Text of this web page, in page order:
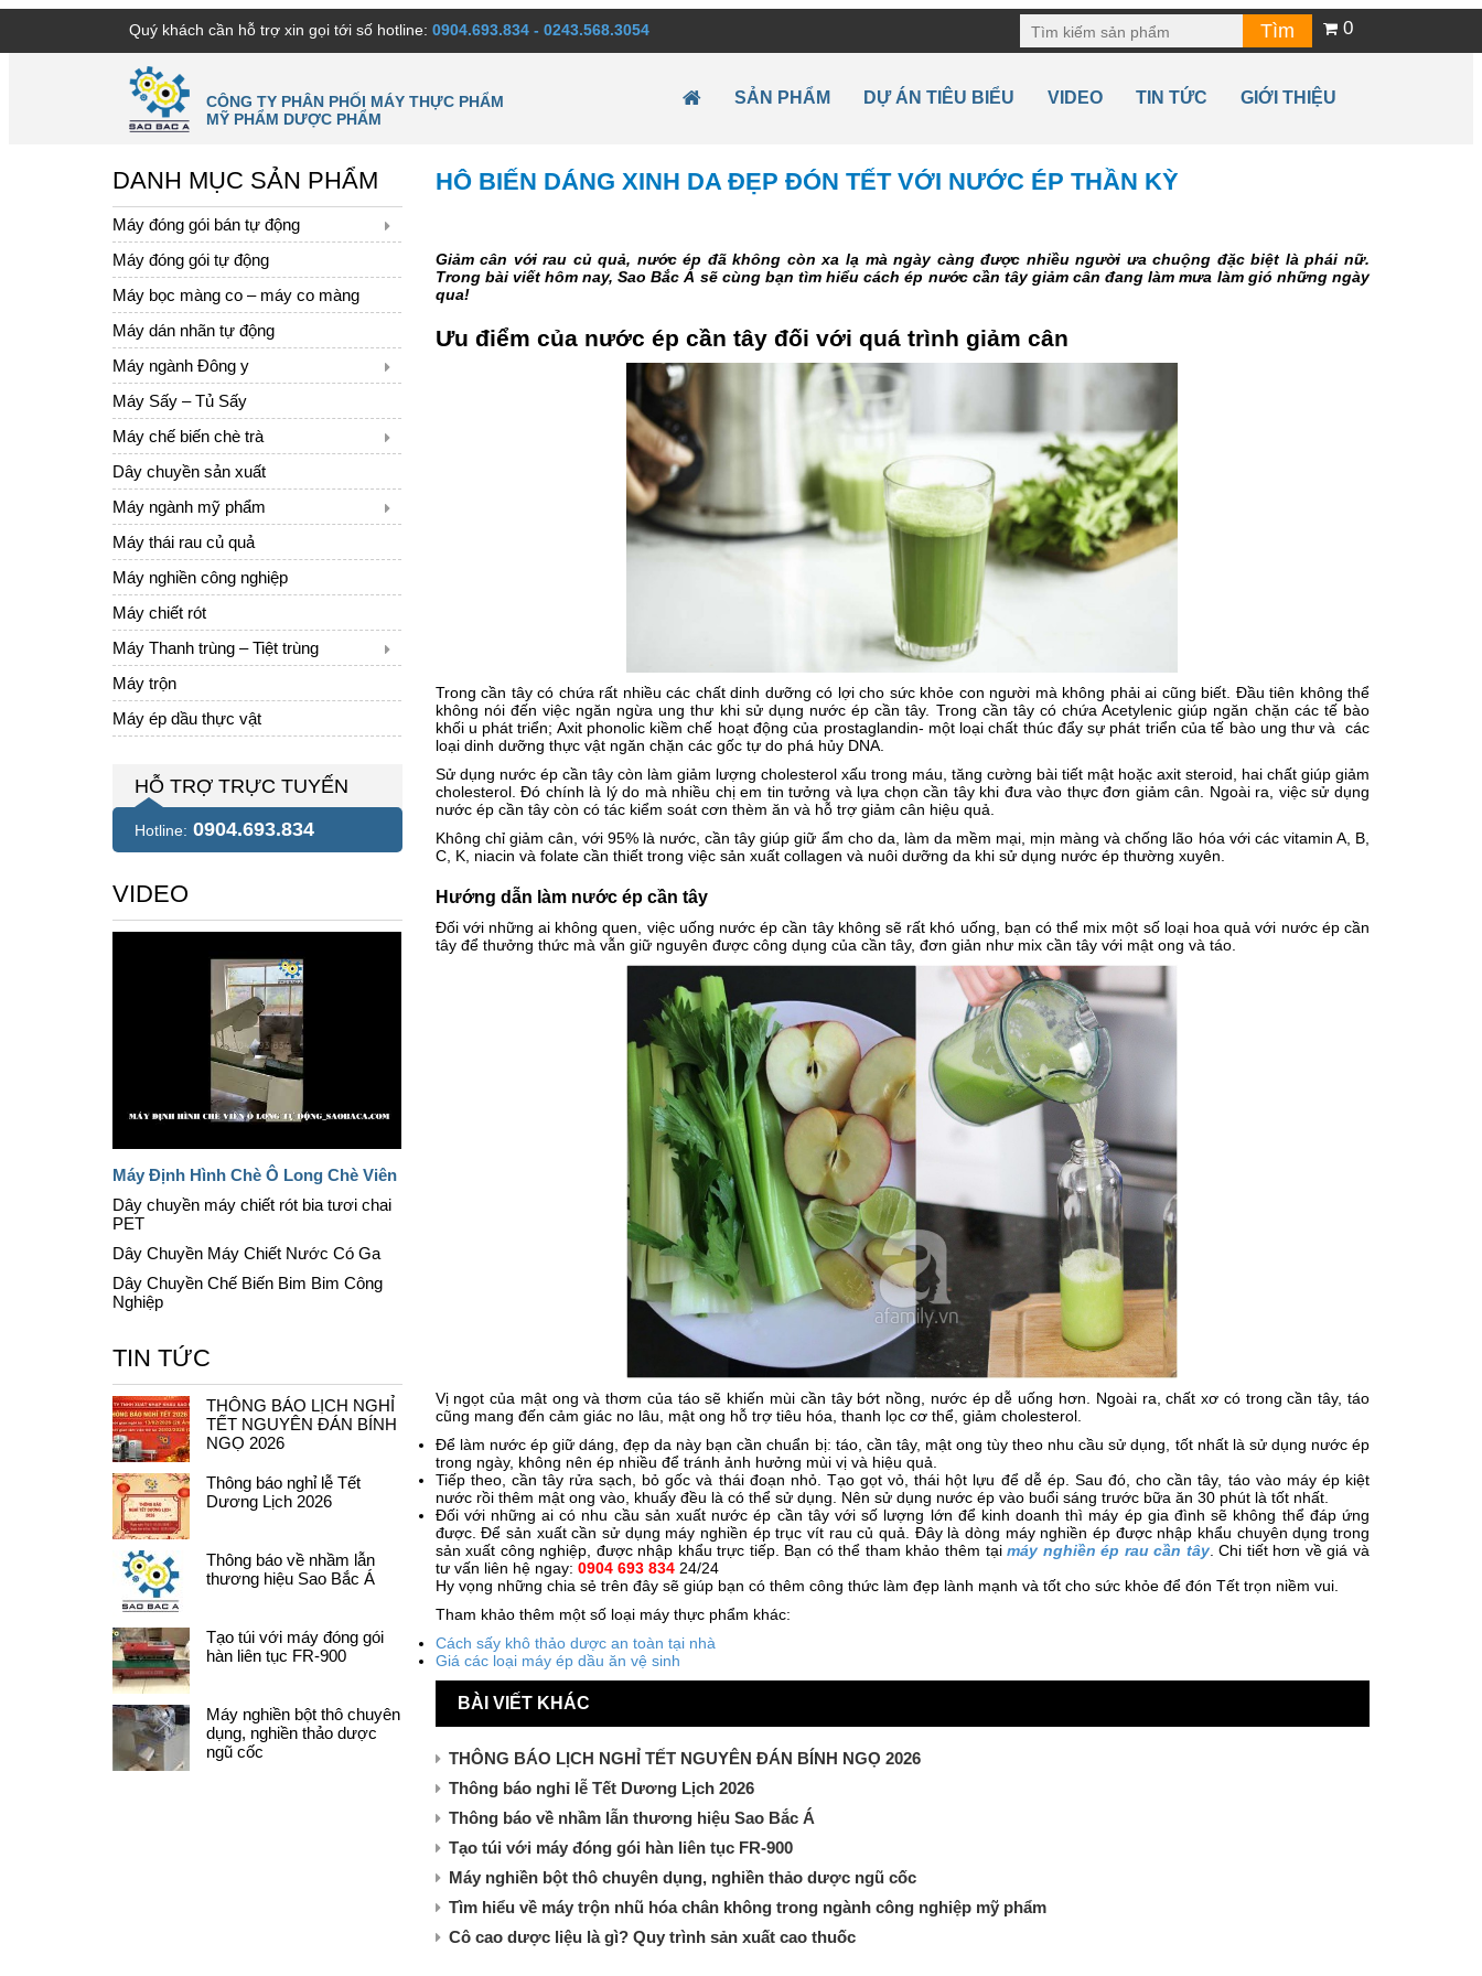
Quý khách cần hỗ trợ xin gọi tới số hotline: 0904.693.834 - 0243.568.3054 0
CÔNG TY PHÂN PHỐI MÁY THỰC PHẨM
MỸ PHẨM DƯỢC PHẨM
SẢN PHẨM DỰ ÁN TIÊU BIỂU VIDEO TIN TỨC GIỚI THIỆU
HÔ BIẾN DÁNG XINH DA ĐẸP ĐÓN TẾT VỚI NƯỚC ÉP THẦN KỲ
Giảm cân với rau củ quả, nước ép đã không còn xa lạ mà ngày càng được nhiều người ưa chuộng đặc biệt là phái nữ.
Trong bài viết hôm nay, Sao Bắc Á sẽ cùng bạn tìm hiểu cách ép nước cần tây giảm cân đang làm mưa làm gió những ngày
qua!
Ưu điểm của nước ép cần tây đối với quá trình giảm cân
Trong cần tây có chứa rất nhiều các chất dinh dưỡng có lợi cho sức khỏe con người mà không phải ai cũng biết. Đầu tiên không thể
không nói đến việc ngăn ngừa ung thư khi sử dụng nước ép cần tây. Trong cần tây có chứa Acetylenic giúp ngăn chặn các tế bào
khối u phát triển; Axit phonolic kiềm chế hoạt động của prostaglandin- một loại chất thúc đẩy sự phát triển của tế bào ung thư và các
loại dinh dưỡng thực vật ngăn chặn các gốc tự do phá hủy DNA.
Sử dụng nước ép cần tây còn làm giảm lượng cholesterol xấu trong máu, tăng cường bài tiết mật hoặc axit steroid, hai chất giúp giảm
cholesterol. Đó chính là lý do mà nhiều chị em tin tưởng và lựa chọn cần tây khi đưa vào thực đơn giảm cân. Ngoài ra, việc sử dụng
nước ép cần tây còn có tác kiểm soát cơn thèm ăn và hỗ trợ giảm cân hiệu quả.
Không chỉ giảm cân, với 95% là nước, cần tây giúp giữ ẩm cho da, làm da mềm mại, mịn màng và chống lão hóa với các vitamin A, B,
C, K, niacin và folate cần thiết trong việc sản xuất collagen và nuôi dưỡng da khi sử dụng nước ép thường xuyên.
Hướng dẫn làm nước ép cần tây
Đối với những ai không quen, việc uống nước ép cần tây không sẽ rất khó uống, bạn có thể mix một số loại hoa quả với nước ép cần
tây để thưởng thức mà vẫn giữ nguyên được công dụng của cần tây, đơn giản như mix cần tây với mật ong và táo.
Vị ngọt của mật ong và thơm của táo sẽ khiến mùi cần tây bớt nồng, nước ép dễ uống hơn. Ngoài ra, chất xơ có trong cần tây, táo
cũng mang đến cảm giác no lâu, mật ong hỗ trợ tiêu hóa, thanh lọc cơ thể, giảm cholesterol.
Để làm nước ép giữ dáng, đẹp da này bạn cần chuẩn bị: táo, cần tây, mật ong tùy theo nhu cầu sử dụng, tốt nhất là sử dụng nước ép
trong ngày, không nên ép nhiều để tránh ảnh hưởng mùi vị và hiệu quả.
Tiếp theo, cần tây rửa sạch, bỏ gốc và thái đoạn nhỏ. Tạo gọt vỏ, thái hột lựu để dễ ép. Sau đó, cho cần tây, táo vào máy ép kiệt
nước rồi thêm mật ong vào, khuấy đều là có thể sử dụng. Nên sử dụng nước ép vào buổi sáng trước bữa ăn 30 phút là tốt nhất.
Đối với những ai có nhu cầu sản xuất nước ép cần tây với số lượng lớn để kinh doanh thì máy ép gia đình sẽ không thể đáp ứng
được. Để sản xuất cần sử dụng máy nghiền ép trục vít rau củ quả. Đây là dòng máy nghiền ép được nhập khẩu chuyên dụng trong
sản xuất công nghiệp, được nhập khẩu trực tiếp. Bạn có thể tham khảo thêm tạimáy nghiền ép rau cần tây. Chi tiết hơn về giá và
tư vấn liên hệ ngay: 0904 693 83424/24
Hy vọng những chia sẻ trên đây sẽ giúp bạn có thêm công thức làm đẹp lành mạnh và tốt cho sức khỏe để đón Tết trọn niềm vui.
Tham khảo thêm một số loại máy thực phẩm khác:
Cách sấy khô thảo dược an toàn tại nhà
Giá các loại máy ép dầu ăn vệ sinh
BÀI VIẾT KHÁC
THÔNG BÁO LỊCH NGHỈ TẾT NGUYÊN ĐÁN BÍNH NGỌ 2026
Thông báo nghỉ lễ Tết Dương Lịch 2026
Thông báo về nhầm lẫn thương hiệu Sao Bắc Á
Tạo túi với máy đóng gói hàn liên tục FR-900
Máy nghiền bột thô chuyên dụng, nghiền thảo dược ngũ cốc
Tìm hiểu về máy trộn nhũ hóa chân không trong ngành công nghiệp mỹ phẩm
Cô cao dược liệu là gì? Quy trình sản xuất cao thuốc
DANH MỤC SẢN PHẨM
Máy đóng gói bán tự động
Máy đóng gói tự động
Máy bọc màng co – máy co màng
Máy dán nhãn tự động
Máy ngành Đông y
Máy Sấy – Tủ Sấy
Máy chế biến chè trà
Dây chuyền sản xuất
Máy ngành mỹ phẩm
Máy thái rau củ quả
Máy nghiền công nghiệp
Máy chiết rót
Máy Thanh trùng – Tiệt trùng
Máy trộn
Máy ép dầu thực vật
HỖ TRỢ TRỰC TUYẾN
Hotline: 0904.693.834
VIDEO
Máy Định Hình Chè Ô Long Chè Viên
Dây chuyền máy chiết rót bia tươi chai
PET
Dây Chuyền Máy Chiết Nước Có Ga
Dây Chuyền Chế Biến Bim Bim Công
Nghiệp
TIN TỨC
THÔNG BÁO LỊCH NGHỈ
TẾT NGUYÊN ĐÁN BÍNH
NGỌ 2026
Thông báo nghỉ lễ Tết
Dương Lịch 2026
Thông báo về nhầm lẫn
thương hiệu Sao Bắc Á
Tạo túi với máy đóng gói
hàn liên tục FR-900
Máy nghiền bột thô chuyên
dụng, nghiền thảo dược
ngũ cốc